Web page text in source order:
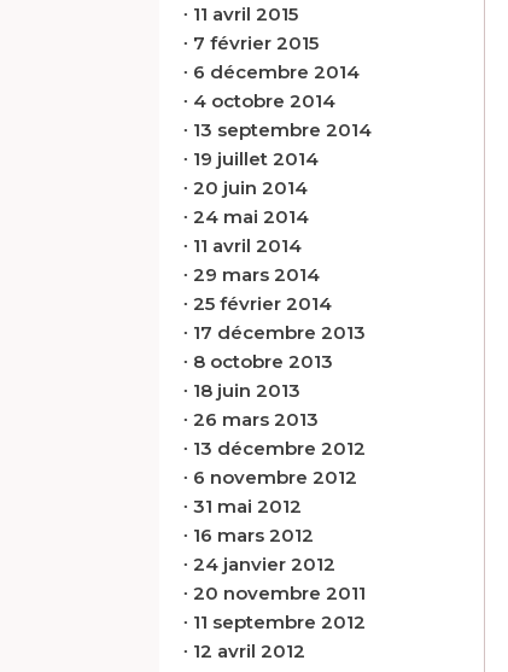
∙ 11 avril 2015
∙ 7 février 2015
∙ 6 décembre 2014
∙ 4 octobre 2014
∙ 13 septembre 2014
∙ 19 juillet 2014
∙ 20 juin 2014
∙ 24 mai 2014
∙ 11 avril 2014
∙ 29 mars 2014
∙ 25 février 2014
∙ 17 décembre 2013
∙ 8 octobre 2013
∙ 18 juin 2013
∙ 26 mars 2013
∙ 13 décembre 2012
∙ 6 novembre 2012
∙ 31 mai 2012
∙ 16 mars 2012
∙ 24 janvier 2012
∙ 20 novembre 2011
∙ 11 septembre 2012
∙ 12 avril 2012